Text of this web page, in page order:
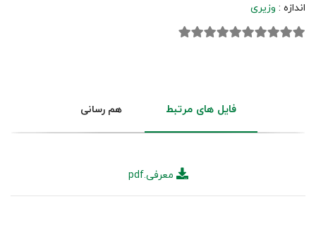
اندازه : وزیری
فایل های مرتبط هم رسانی
معرفی.pdf